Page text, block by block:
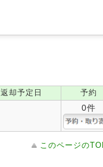
返却予定日 予約
0件
このページの